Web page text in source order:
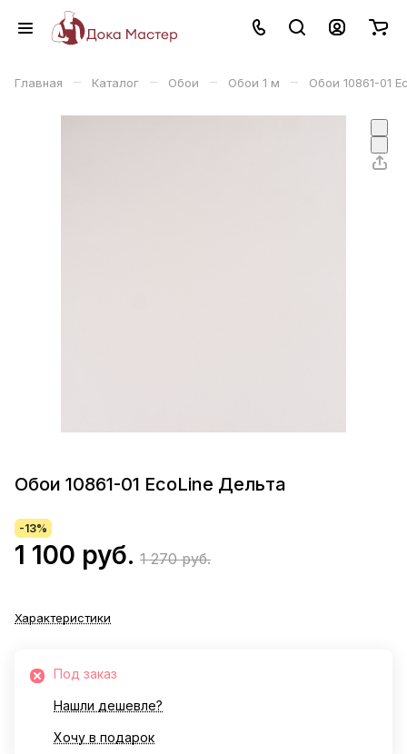
Главная – Каталог – Обои – Обои 1 м – Обои 10861-01
Обои 10861-01 EcoLine Дельта
-13%
1 100 руб. 1 270 руб.
Характеристики
Под заказ
Нашли дешевле?
Хочу в подарок